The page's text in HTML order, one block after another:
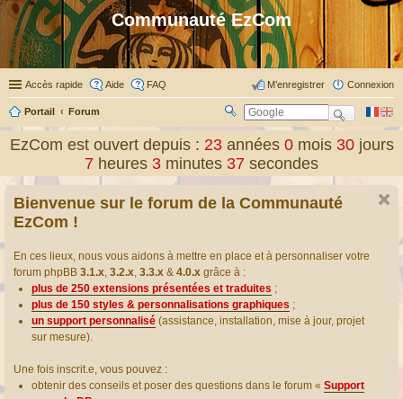
Communauté EzCom
Accès rapide Aide FAQ Connexion
M’enregistrer
Portail Forum
er
EzCom est ouvert depuis : 23 années0 mois30 jours
7 heures 3 minutes 37 secondes
Bienvenue sur le forum de la Communauté
EzCom !
En ces lieux, nous vous aidons à mettre en place et à personnaliser votre
forum phpBB 3.1.x, 3.2.x, 3.3.x & 4.0.x grâce à :
plus de 250 extensions présentées et traduites ;
plus de 150 styles & personnalisations graphiques ;
un support personnalisé (assistance, installation, mise à jour, projet
sur mesure).
Une fois inscrit.e, vous pouvez :
obtenir des conseils et poser des questions dans le forum « Support